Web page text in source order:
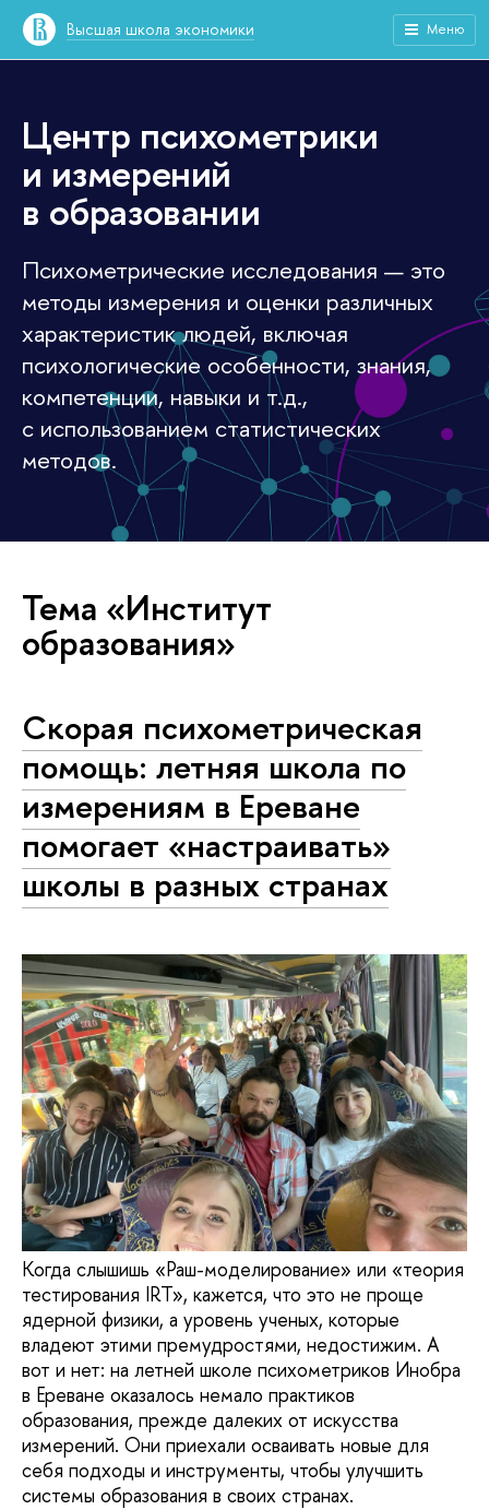
Высшая школа экономики Меню
Центр психометрики
и измерений
в образовании
Психометрические исследования — это
методы измерения и оценки различных
характеристик людей, включая
психологические особенности, знания,
компетенции, навыки и т.д.,
с использованием статистических
методов.
Тема «Институт
образования»
Скорая психометрическая
помощь: летняя школа по
измерениям в Ереване
помогает «настраивать»
школы в разных странах
Когда слышишь «Раш-моделирование» или «теория
тестирования IRT», кажется, что это не проще
ядерной физики, а уровень ученых, которые
владеют этими премудростями, недостижим. А
вот и нет: на летней школе психометриков Инобра
в Ереване оказалось немало практиков
образования, прежде далеких от искусства
измерений. Они приехали осваивать новые для
себя подходы и инструменты, чтобы улучшить
системы образования в своих странах.